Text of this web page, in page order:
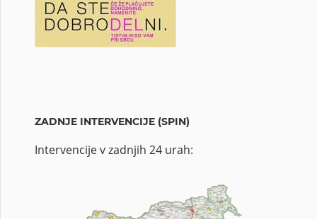
ZADNJE INTERVENCIJE (SPIN)
Intervencije v zadnjih 24 urah: